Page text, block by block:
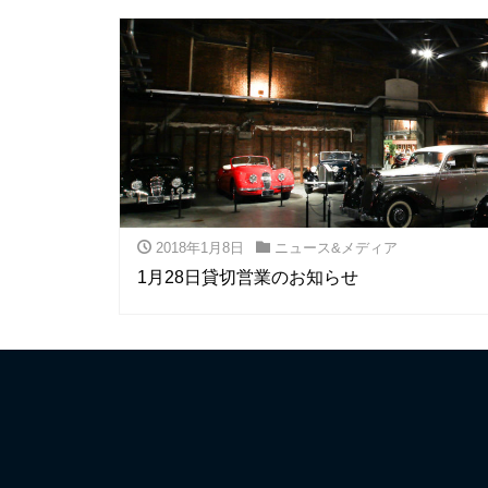
2018年1月8日 ニュース&メディア
1月28日貸切営業のお知らせ